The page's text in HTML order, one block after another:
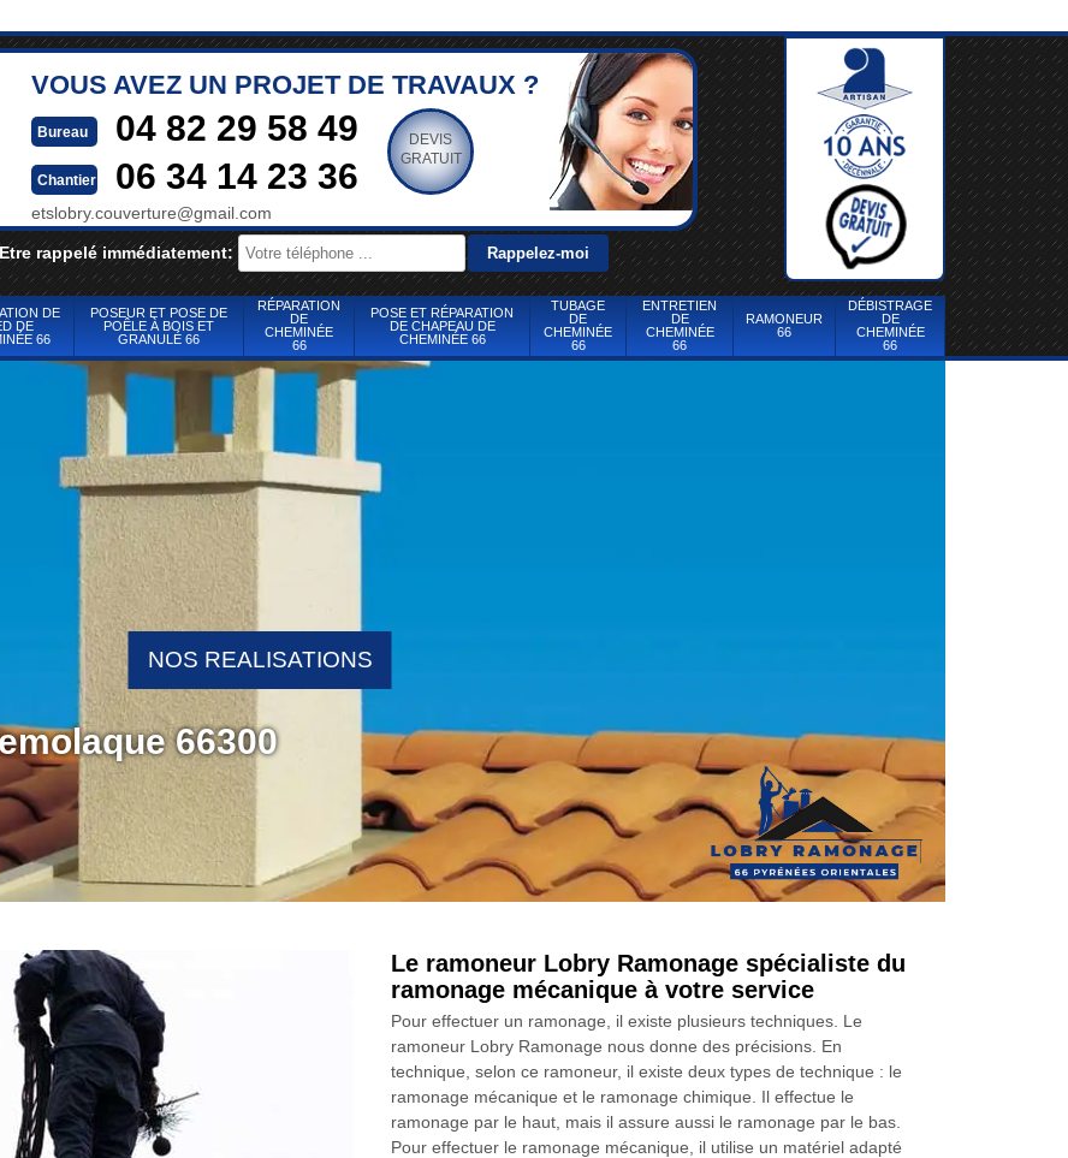
VOUS AVEZ UN PROJET DE TRAVAUX ?
Bureau 04 82 29 58 49
Chantier 06 34 14 23 36
etslobry.couverture@gmail.com
DEVIS
GRATUIT
Etre rappelé immédiatement:
DE
DE
66
POSEUR ET POSE DE
POÊLE À BOIS ET
GRANULÉ 66
RÉPARATION
DE
CHEMINÉE
66
POSE ET RÉPARATION
DE CHAPEAU DE
CHEMINÉE 66
TUBAGE
DE
CHEMINÉE
66
ENTRETIEN
DE
CHEMINÉE
66
RAMONEUR
66
DÉBISTRAGE
DE
CHEMINÉE
66
66300
NOS REALISATIONS
Le ramoneur Lobry Ramonage spécialiste du
ramonage mécanique à votre service
Pour effectuer un ramonage, il existe plusieurs techniques. Le
ramoneur Lobry Ramonage nous donne des précisions. En
technique, selon ce ramoneur, il existe deux types de technique : le
ramonage mécanique et le ramonage chimique. Il effectue le
ramonage par le haut, mais il assure aussi le ramonage par le bas.
Pour effectuer le ramonage mécanique, il utilise un matériel adapté